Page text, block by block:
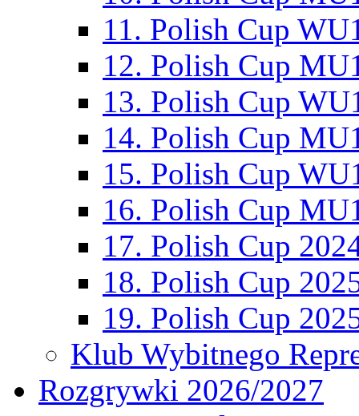
11. Polish Cup
12. Polish Cup
13. Polish Cup
14. Polish Cup
15. Polish Cup
16. Polish Cup
17. Polish Cup
18. Polish Cup
19. Polish Cup
Klub Wybitnego
Rozgrywki 2026/2027